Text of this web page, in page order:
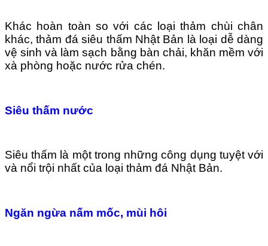
Khác hoàn toàn so với các loại thảm chùi chân
khác, thảm đá siêu thấm Nhật Bản là loại dễ dàng
vệ sinh và làm sạch bằng bàn chải, khăn mềm với
xà phòng hoặc nước rửa chén.
Siêu thấm nước
Siêu thấm là một trong những công dụng tuyệt với
và nổi trội nhất của loại thảm đá Nhật Bản.
Ngăn ngừa nấm mốc, mùi hôi